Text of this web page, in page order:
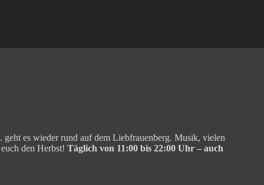
es wieder rund auf dem Liebfrauenberg. Musik, vielen
den Herbst! Täglich von 11:00 bis 22:00 Uhr – auch